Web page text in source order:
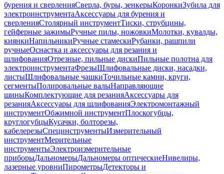
бурения и сверленияСверла, буры, зенкерыКоронкиЗубила для
электроинструментаАксессуары для бурения и
сверленияСтолярный инструментТиски, струбцины,
гейферные зажимыРучные пилы, ножовкиМолотки, кувалды,
киянкиНапильникиРучные стамескиРубанки, рашпили
ручныеОснастка и аксессуары для резания и
шлифованияОтрезные, пильные дискиПильные полотна для
электроинструментаФрезыШлифовальные диски, насадки,
листыШлифовальные чашкиТочильные камни, круги,
сегментыПолировальные валыНаправляющие
шиныКомплектующие для резанияАксессуары для
резанияАксессуары для шлифованияЭлектромонтажный
инструментОбжимной инструментПлоскогубцы,
круглогубцыКусачки, болторезы,
кабелерезыСпецинструментыИзмерительный
инструментМерительные
инструментыЭлектроизмерительные
приборыДальномерыДальномеры оптическиеНивелиры,
лазерные уровниПирометрыДетекторы и